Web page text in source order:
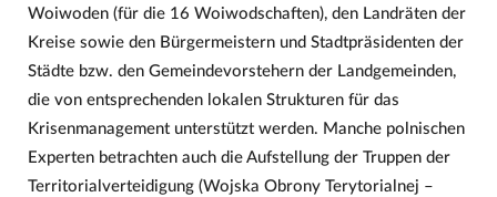
Woiwoden (für die 16 Woiwodschaften), den Landräten der
Kreise sowie den Bürgermeistern und Stadtpräsidenten der
Städte bzw. den Gemeindevorstehern der Landgemeinden,
die von entsprechenden lokalen Strukturen für das
Krisenmanagement unterstützt werden. Manche polnischen
Experten betrachten auch die Aufstellung der Truppen der
Territorialverteidigung (Wojska Obrony Terytorialnej –